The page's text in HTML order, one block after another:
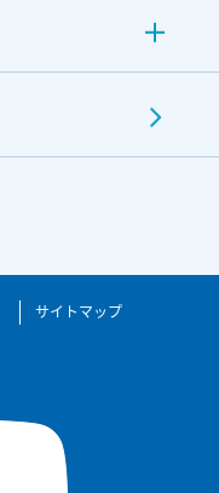
サイトマップ